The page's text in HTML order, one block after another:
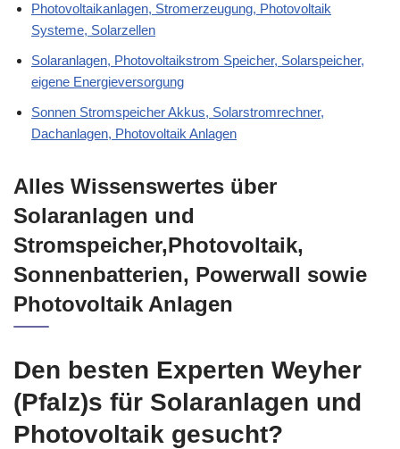
Photovoltaikanlagen, Stromerzeugung, Photovoltaik
Systeme, Solarzellen
Solaranlagen, Photovoltaikstrom Speicher, Solarspeicher,
eigene Energieversorgung
Sonnen Stromspeicher Akkus, Solarstromrechner,
Dachanlagen, Photovoltaik Anlagen
Alles Wissenswertes über
Solaranlagen und
Stromspeicher,Photovoltaik,
Sonnenbatterien, Powerwall sowie
Photovoltaik Anlagen
Den besten Experten Weyher
(Pfalz)s für Solaranlagen und
Photovoltaik gesucht?